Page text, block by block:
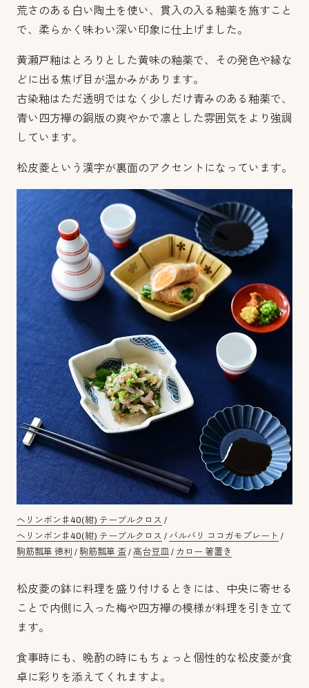
荒さのある白い陶土を使い、貫入の入る釉薬を施すこと
で、柔らかく味わい深い印象に仕上げました。
黄瀬戸釉はとろりとした黄味の釉薬で、その発色や縁な
どに出る焦げ目が温かみがあります。
古染釉はただ透明ではなく少しだけ青みのある釉薬で、
青い四方襷の銅版の爽やかで凛とした雰囲気をより強調
しています。
松皮菱という漢字が裏面のアクセントになっています。
ヘリンボン♯40(紺) テーブルクロス /
ヘリンボン♯40(紺) テーブルクロス / バルバリ ココガモプレート /
駒筋瓢箪 徳利 / 駒筋瓢箪 盃 / 高台豆皿 / カロー 箸置き
松皮菱の鉢に料理を盛り付けるときには、中央に寄せる
ことで内側に入った梅や四方襷の模様が料理を引き立て
ます。
食事時にも、晩酌の時にもちょっと個性的な松皮菱が食
卓に彩りを添えてくれますよ。